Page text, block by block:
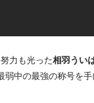
力も光った相羽うい
中の最強の称号を手